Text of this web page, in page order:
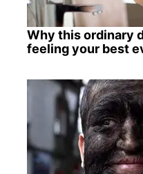
Why this ordinary
feeling your best